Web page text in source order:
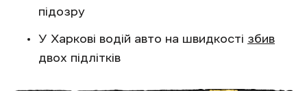
підозру
У Харкові водій авто на швидкості збив
двох підлітків